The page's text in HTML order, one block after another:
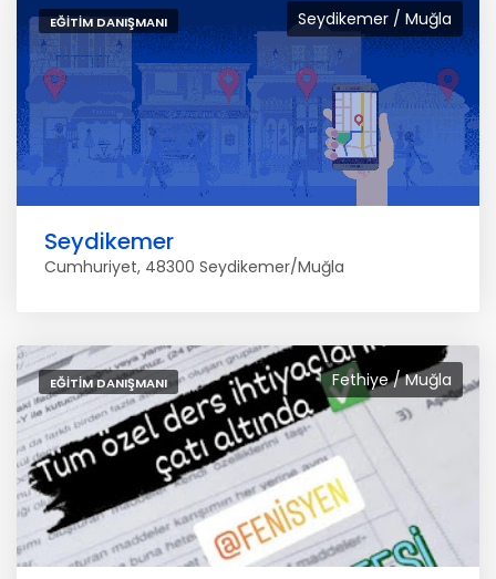
Seydikemer / Muğla
EĞITIM DANIŞMANI
Seydikemer
Cumhuriyet, 48300 Seydikemer/Muğla
Fethiye / Muğla
EĞITIM DANIŞMANI